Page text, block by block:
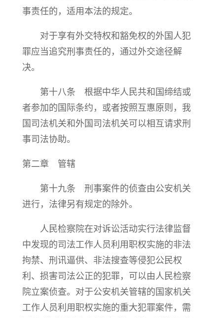
事责任的，适用本法的规定。
对于享有外交特权和豁免权的外国人犯
罪应当追究刑事责任的，通过外交途径解
决。
第十八条 根据中华人民共和国缔结或
者参加的国际条约，或者按照互惠原则，我
国司法机关和外国司法机关可以相互请求刑
事司法协助。
第二章 管辖
第十九条 刑事案件的侦查由公安机关
进行，法律另有规定的除外。
人民检察院在对诉讼活动实行法律监督
中发现的司法工作人员利用职权实施的非法
拘禁、刑讯逼供、非法搜查等侵犯公民权
利、损害司法公正的犯罪，可以由人民检察
院立案侦查。对于公安机关管辖的国家机关
工作人员利用职权实施的重大犯罪案件，需